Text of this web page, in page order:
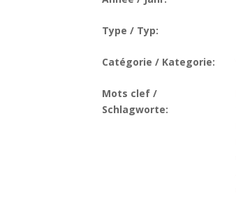
Type / Typ:
Catégorie / Kategorie:
Mots clef /
Schlagworte: